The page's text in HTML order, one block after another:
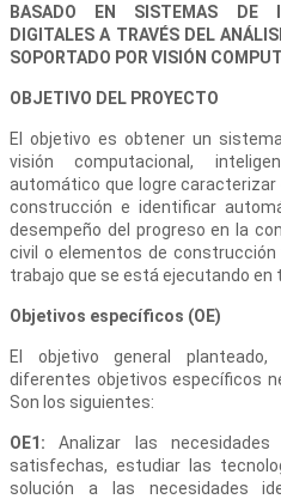
BASADO EN SISTEMAS DE
DIGITALES A TRAVÉS DEL
SOPORTADO POR VISIÓN
OBJETIVO DEL PROYECTO
El objetivo es obtener un
visión computacional,
automático que logre
construcción e identificar
desempeño del progreso en la
civil o elementos de construcción
trabajo que se está ejecutando en
Objetivos específicos (OE)
El objetivo general
diferentes objetivos específicos
Son los siguientes:
OE1: Analizar las
satisfechas, estudiar las
solución a las necesidades